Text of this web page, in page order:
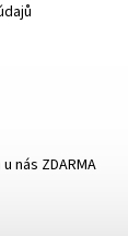
nás ZDARMA